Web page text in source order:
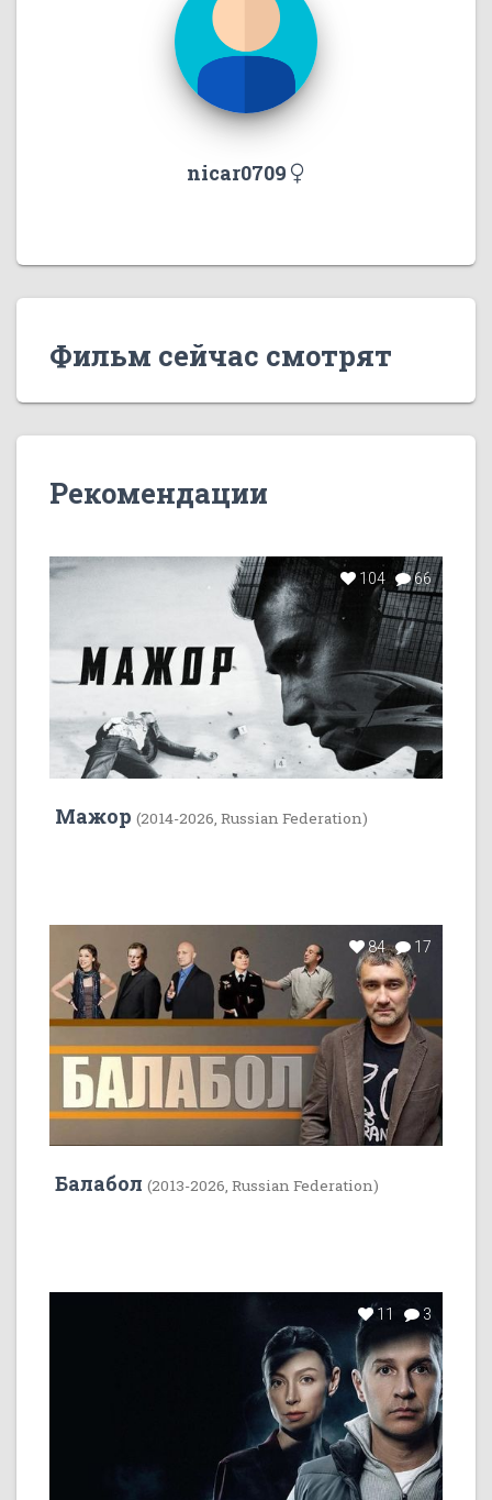
nicar0709
Фильм сейчас смотрят
Рекомендации
104 66
Мажор (2014-2026, Russian Federation)
84 17
Балабол (2013-2026, Russian Federation)
11 3